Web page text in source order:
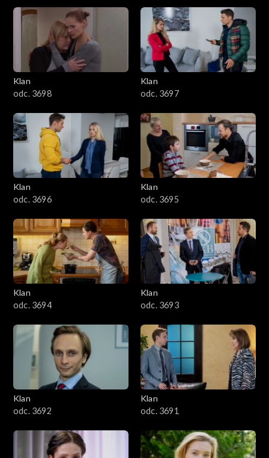
4301–4400
4201–4300
4101–4200
3901–4000
3801–3900
3701–3800
3601–3700
3501–3600
3401–3500
3201–3300
3101–3200
3001–3100
2901–3000
Klan
odc. 3698
Klan
odc. 3697
Klan
odc. 3696
Klan
odc. 3695
Klan
odc. 3694
Klan
odc. 3693
Klan
odc. 3692
Klan
odc. 3691